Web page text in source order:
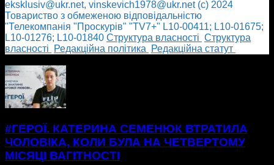
eksklusiv@ukr.net, vinskevich1978@ukr.net (с) 2024
Товариство з обмеженою відповідальністю
"Телекомпанія "Проскурів" "TV7+" L10-00411; L10-01675;
L10-01276; L10-01840 Cтруктура власності Cтруктура
власності
Редакційна політика
Редакційна статут
#ГЕРОЇ. КАТЕРИНА СЕМЕНЮК ВТРАТИЛА
ЧОЛОВІКА, КОЛИ БУЛА НА ЧЕТВЕРТОМУ
МІСЯЦІ ВАГІТНОСТІ